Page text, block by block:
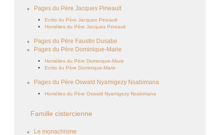
Pages du Père Jacques Pineault
Ecrits du Père Jacques Pineault
Homélies du Père Jacques Pineault
Pages du Père Faustin Dusabe
Pages du Père Dominique-Marie
Homélies du Père Dominique-Marie
Ecrits du Père Dominique-Marie
Pages du Père Oswald Nyamigezy Nsabimana
Homélies du Père Oswald Nyamigezy Nsabimana
Famille cistercienne
Le monachisme